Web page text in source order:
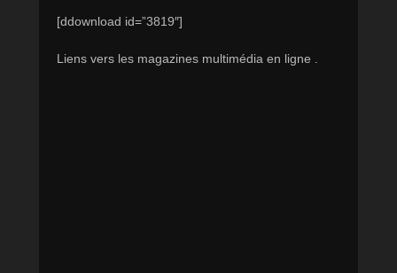
[ddownload id=”3819″]
Liens vers les magazines multimédia en ligne .